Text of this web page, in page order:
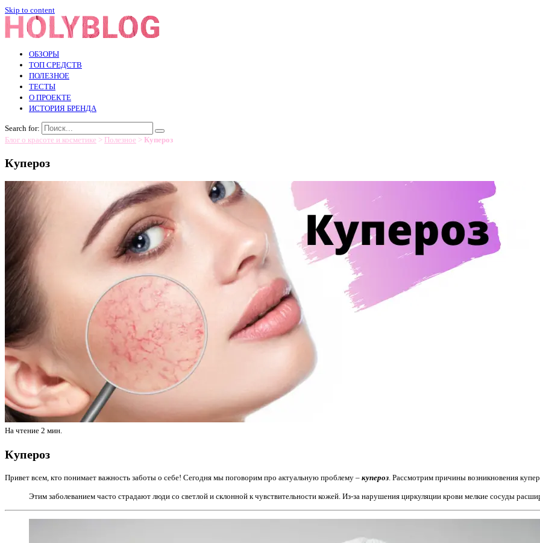
Skip to content
ОБЗОРЫ
ТОП СРЕДСТВ
ПОЛЕЗНОЕ
ТЕСТЫ
О ПРОЕКТЕ
ИСТОРИЯ БРЕНДА
Search for:
Блог о красоте и косметике > Полезное > Купероз
Купероз
На чтение 2 мин.
Купероз
Привет всем, кто понимает важность заботы о себе! Сегодня мы поговорим про актуальную проблему – купероз . Рассмотрим причины возникновения
Этим заболеванием часто страдают люди со светлой и склонной к чувствительности кожей. Из-за нарушения циркуляции крови мелкие сосуды